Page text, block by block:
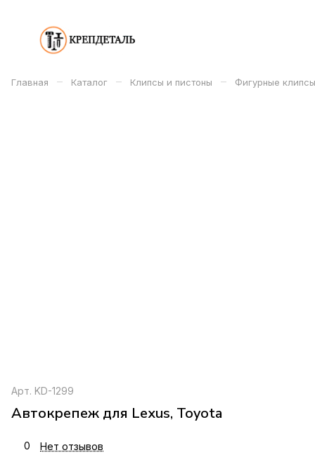
Главная – Каталог – Клипсы и пистоны – Фигурные
Арт. KD-1299
Автокрепеж для Lexus, Toyota
0 Нет отзывов